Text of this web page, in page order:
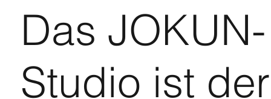
Das JOKUN-
Studio ist der